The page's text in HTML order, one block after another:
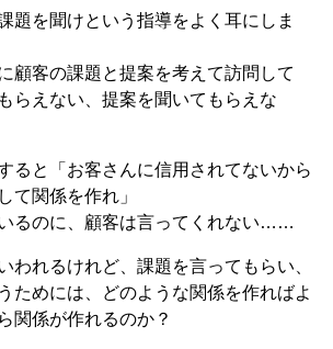
題を聞けという指導をよく耳にしま
顧客の課題と提案を考えて訪問して
らえない、提案を聞いてもらえな
ると「お客さんに信用されてないから
て関係を作れ」
るのに、顧客は言ってくれない……
われるけれど、課題を言ってもらい、
ためには、どのような関係を作ればよ
関係が作れるのか？